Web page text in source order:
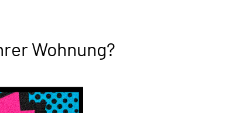
Wohnung?